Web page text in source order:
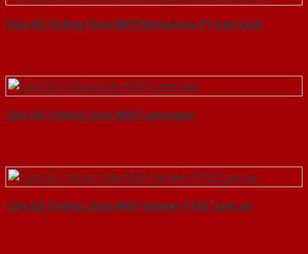
Cửa Gỗ Chống Cháy MDF Melamine P1 van kem
Cửa Gỗ Chống Cháy MDF Laminate
Cửa Gỗ Chống Cháy MDF Veneer P1R2 Cam xe